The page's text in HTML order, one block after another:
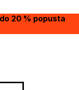
20 % popusta